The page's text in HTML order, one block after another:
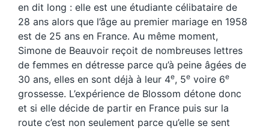
en dit long : elle est une étudiante célibataire de
28 ans alors que l’âge au premier mariage en 1958
est de 25 ans en France. Au même moment,
Simone de Beauvoir reçoit de nombreuses lettres
de femmes en détresse parce qu’à peine âgées de
30 ans, elles en sont déjà à leur 4e, 5e voire 6e
grossesse. L’expérience de Blossom détone donc
et si elle décide de partir en France puis sur la
route c’est non seulement parce qu’elle se sent